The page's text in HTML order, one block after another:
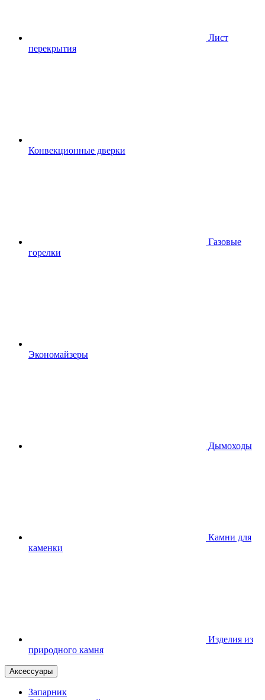
Лист
перекрытия
Конвекционные дверки
Газовые
горелки
Экономайзеры
Дымоходы
Камни для
каменки
Изделия из
природного камня
Аксессуары
Запарник